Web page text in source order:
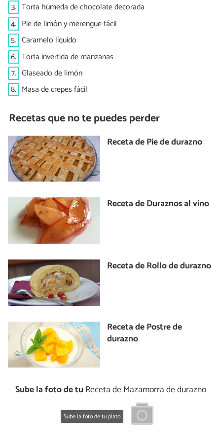
3. Torta húmeda de chocolate decorada
4. Pie de limón y merengue fácil
5. Caramelo líquido
6. Torta invertida de manzanas
7. Glaseado de limón
8. Masa de crepes fácil
Recetas que no te puedes perder
Receta de Pie de durazno
Receta de Duraznos al vino
Receta de Rollo de durazno
Receta de Postre de
durazno
Sube la foto de tu Receta de Mazamorra de durazno
Sube la foto de tu plato